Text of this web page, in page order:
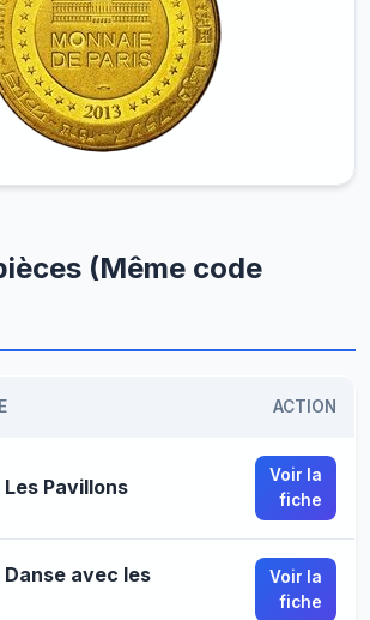
(Même code
ACTION
Pavillons
Voir la
fiche
avec les
Voir la
fiche